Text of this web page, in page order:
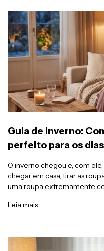
Guia de Inverno:
perfeito para os
O inverno chegou e, com
chegar em casa, tirar as
uma roupa extremamente
uma noite aconchegante.
Leia mais